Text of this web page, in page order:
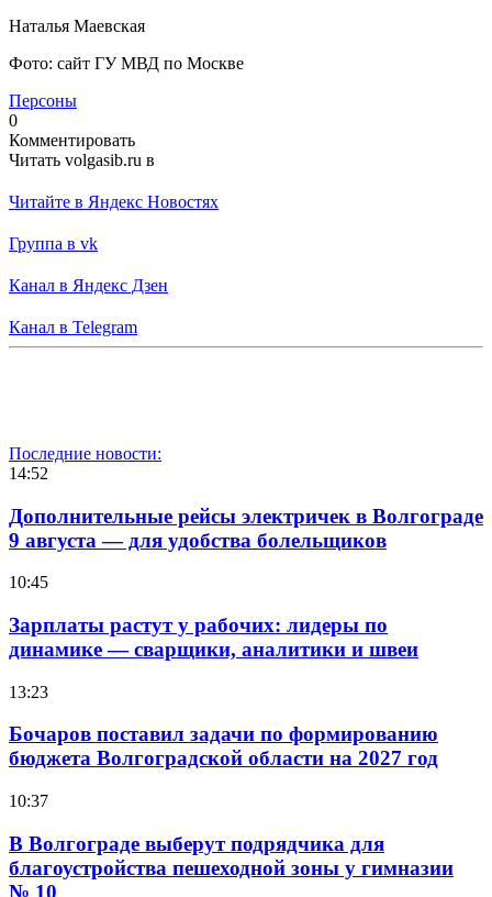
Наталья Маевская
Фото: сайт ГУ МВД по Москве
Персоны
0
Комментировать
Читать volgasib.ru в
Читайте в Яндекс Новостях
Группа в vk
Канал в Яндекс Дзен
Канал в Telegram
Последние новости:
14:52
Дополнительные рейсы электричек в Волгограде
9 августа — для удобства болельщиков
10:45
Зарплаты растут у рабочих: лидеры по
динамике — сварщики, аналитики и швеи
13:23
Бочаров поставил задачи по формированию
бюджета Волгоградской области на 2027 год
10:37
В Волгограде выберут подрядчика для
благоустройства пешеходной зоны у гимназии
№ 10